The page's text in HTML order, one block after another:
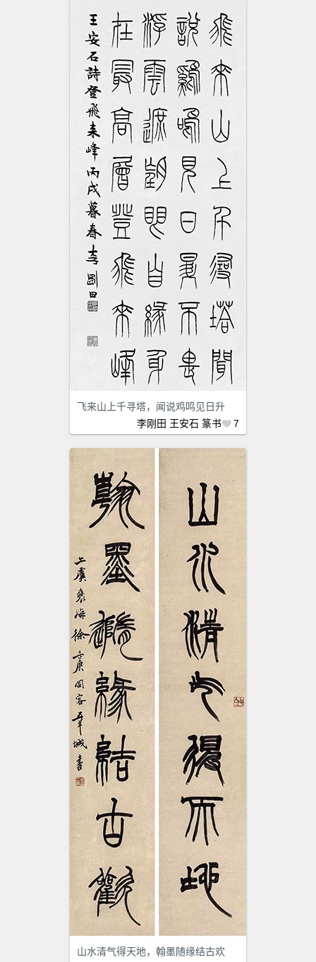
飞来山上千寻塔，闻说鸡鸣见日升
李刚田 王安石 篆书 7
山水清气得天地，翰墨随缘结古欢